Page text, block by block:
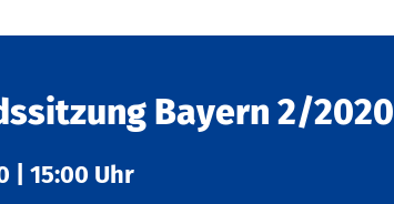
Bayern 2/2020
15:00 Uhr